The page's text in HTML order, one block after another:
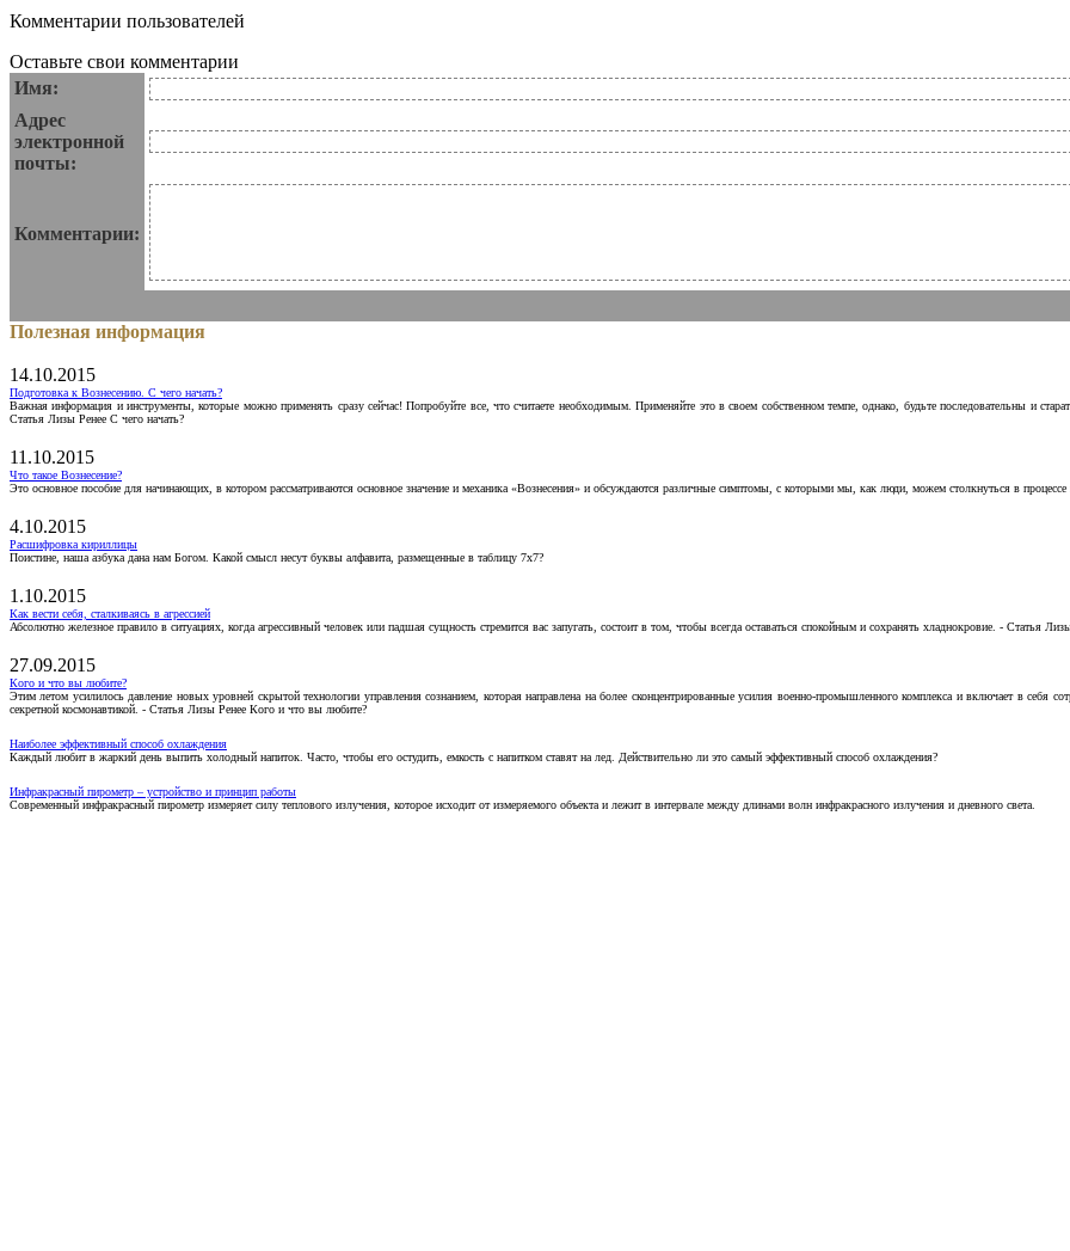
Комментарии пользователей
Оставьте свои комментарии
Имя:
Адрес
электронной
почты:
Комментарии:
Полезная информация
14.10.2015
Подготовка к Вознесению. С чего начать?
Важная информация и инструменты, которые можно применять сразу сейчас! Попробуйте все, что считаете необходимым. Применяйте это в своем собственном темпе, однако, будьте последовательны и
Статья Лизы Ренее С чего начать?
11.10.2015
Что такое Вознесение?
Это основное пособие для начинающих, в котором рассматриваются основное значение и механика «Вознесения» и обсуждаются различные симптомы, с которыми мы, как люди, можем столкнуться в
4.10.2015
Расшифровка кириллицы
Поистине, наша азбука дана нам Богом. Какой смысл несут буквы алфавита, размещенные в таблицу 7х7?
1.10.2015
Как вести себя, сталкиваясь в агрессией
Абсолютно железное правило в ситуациях, когда агрессивный человек или падшая сущность стремится вас запугать, состоит в том, чтобы всегда оставаться спокойным и сохранять хладнокровие. - Статья
27.09.2015
Кого и что вы любите?
Этим летом усилилось давление новых уровней скрытой технологии управления сознанием, которая направлена на более сконцентрированные усилия военно-промышленного комплекса и включает в себя
секретной космонавтикой. - Статья Лизы Ренее Кого и что вы любите?
Наиболее эффективный способ охлаждения
Каждый любит в жаркий день выпить холодный напиток. Часто, чтобы его остудить, емкость с напитком ставят на лед. Действительно ли это самый эффективный способ охлаждения?
Инфракрасный пирометр – устройство и принцип работы
Современный инфракрасный пирометр измеряет силу теплового излучения, которое исходит от измеряемого объекта и лежит в интервале между длинами волн инфракрасного излучения и дневного света.